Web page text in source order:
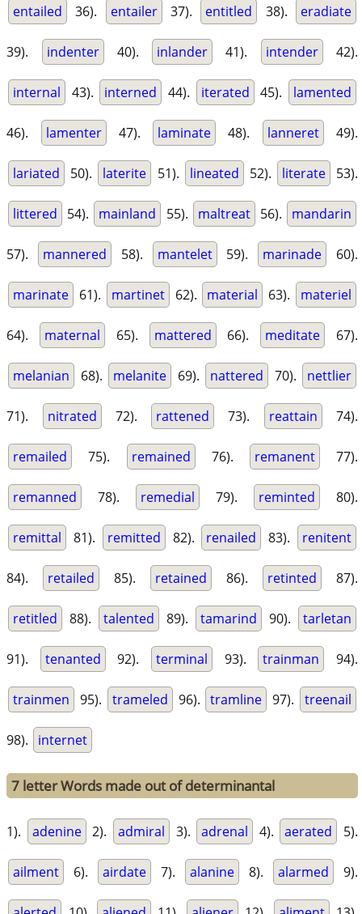
entailed 36). entailer 37). entitled 38). eradiate
39). indenter 40). inlander 41). intender 42).
internal 43). interned 44). iterated 45). lamented
46). lamenter 47). laminate 48). lanneret 49).
lariated 50). laterite 51). lineated 52). literate 53).
littered 54). mainland 55). maltreat 56). mandarin
57). mannered 58). mantelet 59). marinade 60).
marinate 61). martinet 62). material 63). materiel
64). maternal 65). mattered 66). meditate 67).
melanian 68). melanite 69). nattered 70). nettlier
71). nitrated 72). rattened 73). reattain 74).
remailed 75). remained 76). remanent 77).
remanned 78). remedial 79). reminted 80).
remittal 81). remitted 82). renailed 83). renitent
84). retailed 85). retained 86). retinted 87).
retitled 88). talented 89). tamarind 90). tarletan
91). tenanted 92). terminal 93). trainman 94).
trainmen 95). trameled 96). tramline 97). treenail
98). internet
7 letter Words made out of determinantal
1). adenine 2). admiral 3). adrenal 4). aerated 5).
ailment 6). airdate 7). alanine 8). alarmed 9).